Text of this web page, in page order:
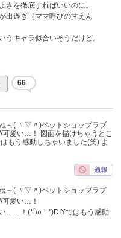
さを徹底すればいいのに。
出過ぎ（ママ呼びの甘えん
うキャラ似合いそうだけど。
66
～( 〃▽〃)ペットショップラブ
愛い…！ 図面を描けちゃうとこ
もう感動しちゃいました(笑) よ
～( 〃▽〃)ペットショップラブ
可愛い…！
……！(*´ω｀*)DIYではもう感動